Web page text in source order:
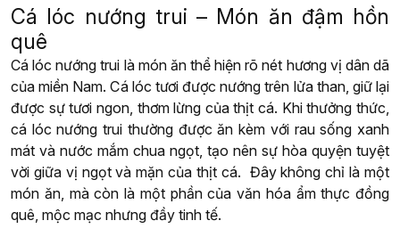
Cá lóc nướng trui – Món ăn đậm hồn
quê
Cá lóc nướng trui là món ăn thể hiện rõ nét hương vị dân dã
của miền Nam. Cá lóc tươi được nướng trên lửa than, giữ lại
được sự tươi ngon, thơm lừng của thịt cá. Khi thưởng thức,
cá lóc nướng trui thường được ăn kèm với rau sống xanh
mát và nước mắm chua ngọt, tạo nên sự hòa quyện tuyệt
vời giữa vị ngọt và mặn của thịt cá. Đây không chỉ là một
món ăn, mà còn là một phần của văn hóa ẩm thực đồng
quê, mộc mạc nhưng đầy tinh tế.